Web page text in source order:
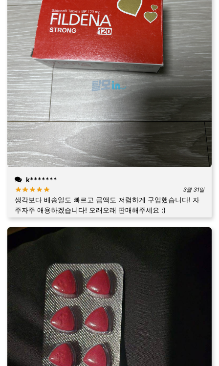
k*******
3월 31일
생각보다 배송일도 빠르고 금액도 저렴하게 구입했습니다! 자
주자주 애용하겠습니다! 오래오래 판매해주세요 :)